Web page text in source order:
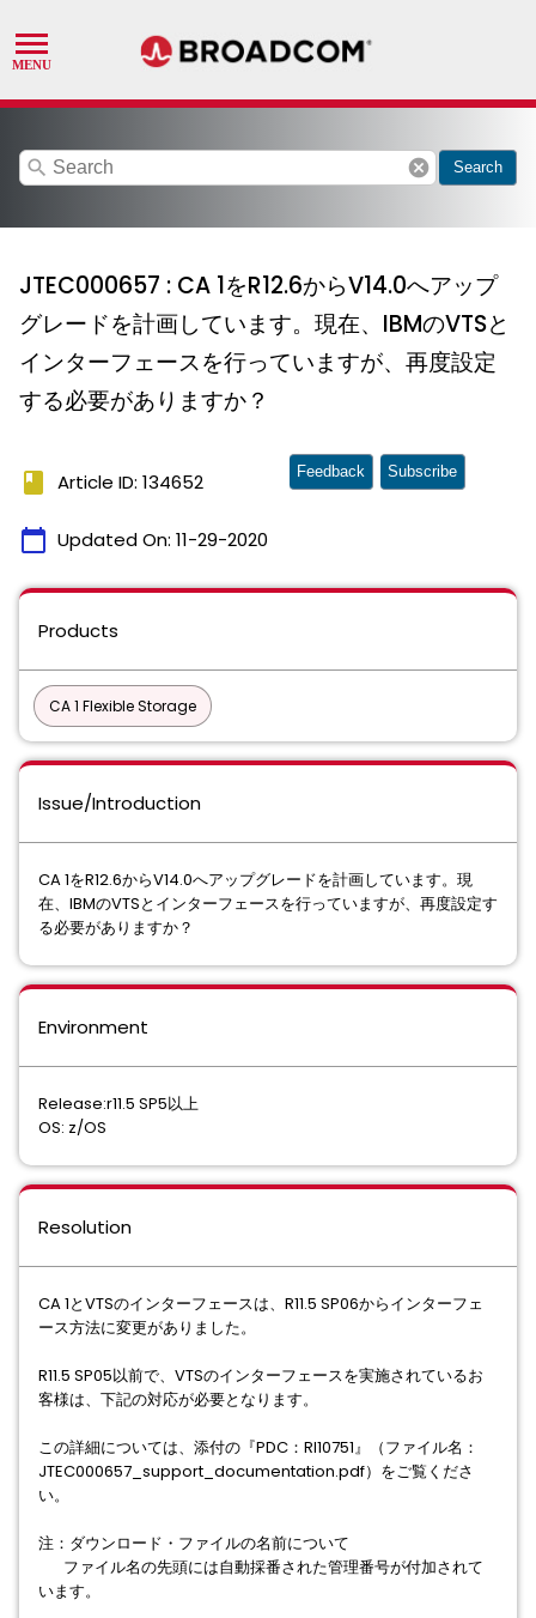
search cancel Search
JTEC000657 : CA 1をR12.6からV14.0へアップ
グレードを計画しています。現在、IBMのVTSと
インターフェースを⾏っていますが、再度設定
する必要がありますか？
book Article ID: 134652
calendar_today Updated On: 11-29-2020
Feedback Subscribe
Products
CA 1 Flexible Storage
Issue/Introduction
CA 1をR12.6からV14.0へアップグレードを計画しています。現
在、IBMのVTSとインターフェースを⾏っていますが、再度設定す
る必要がありますか？
Environment
Release:r11.5 SP5以上
OS: z/OS
Resolution
CA 1とVTSのインターフェースは、R11.5 SP06からインターフェ
ース⽅法に変更がありました。
R11.5 SP05以前で、VTSのインターフェースを実施されているお
客様は、下記の対応が必要となります。
この詳細については、添付の『PDC：RI10751』（ファイル名：
JTEC000657_support_documentation.pdf）をご覧くださ
い。
注：ダウンロード・ファイルの名前について
ファイル名の先頭には自動採番された管理番号が付加されて
います。